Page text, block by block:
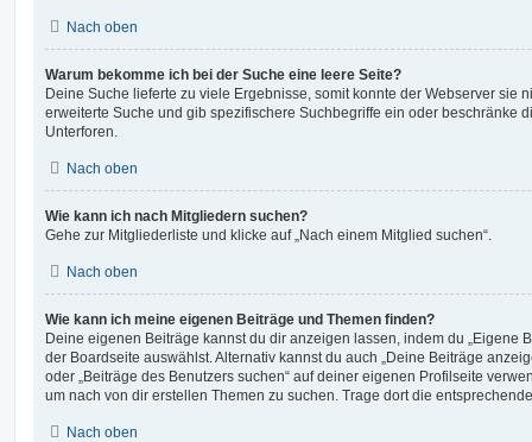
Nach oben
Warum bekomme ich bei der Suche eine leere Seite?
Deine Suche lieferte zu viele Ergebnisse, somit konnte der Webserver sie
erweiterte Suche und gib spezifischere Suchbegriffe ein oder beschränke
Unterforen.
Nach oben
Wie kann ich nach Mitgliedern suchen?
Gehe zur Mitgliederliste und klicke auf „Nach einem Mitglied suchen“.
Nach oben
Wie kann ich meine eigenen Beiträge und Themen finden?
Deine eigenen Beiträge kannst du dir anzeigen lassen, indem du „Eigene
der Boardseite auswählst. Alternativ kannst du auch „Deine Beiträge
oder „Beiträge des Benutzers suchen“ auf deiner eigenen Profilseite
um nach von dir erstellen Themen zu suchen. Trage dort die
Nach oben